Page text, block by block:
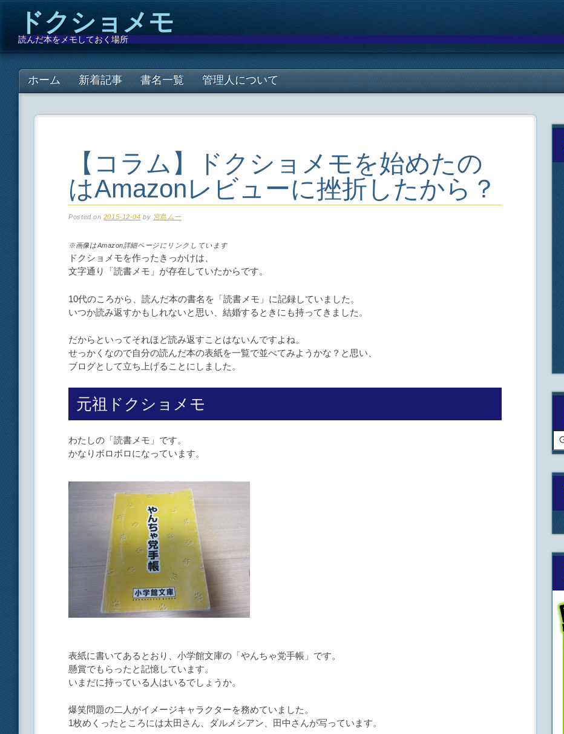
ドクショメモ
読んだ本をメモしておく場所
Main menu
Skip
to
ホーム 新着記事 書名一覧 管理人について
【コラム】ドクショメモを始めたの
はAmazonレビューに挫折したから？
Posted on 2015-12-04 by 宮島ムー
※画像はAmazon詳細ページにリンクしています
ドクショメモを作ったきっかけは、
文字通り「読書メモ」が存在していたからです。
10代のころから、読んだ本の書名を「読書メモ」に記録していました。
いつか読み返すかもしれないと思い、結婚するときにも持ってきました。
だからといってそれほど読み返すことはないんですよね。
せっかくなので自分の読んだ本の表紙を一覧で並べてみようかな？と思い、
ブログとして立ち上げることにしました。
元祖ドクショメモ
わたしの「読書メモ」です。
かなりボロボロになっています。
表紙に書いてあるとおり、小学館文庫の「やんちゃ党手帳」です。
懸賞でもらったと記憶しています。
いまだに持っている人はいるでしょうか。
爆笑問題の二人がイメージキャラクターを務めていました。
1枚めくったところには太田さん、ダルメシアン、田中さんが写っています。